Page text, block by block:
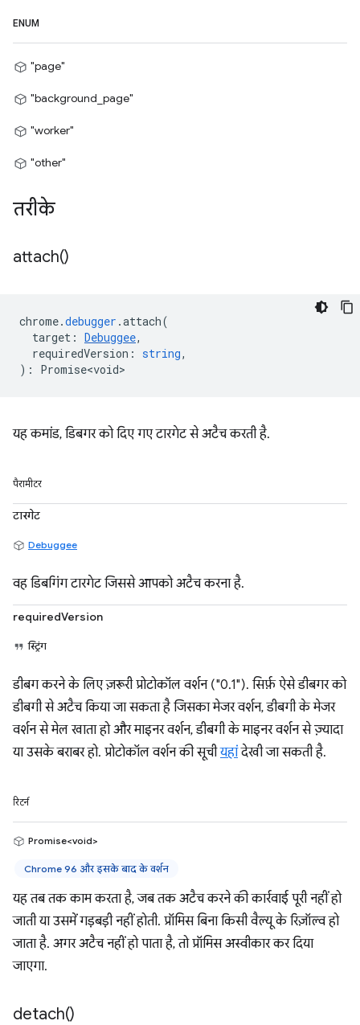
ENUM
"page"
"background_page"
"worker"
"other"
तरीके
attach()
chrome.debugger .attach(
target : Debuggee,
requiredVersion : string,
) : Promise<void>
यह कमांड, डिबगर को दिए गए टारगेट से अटैच करती है.
पैरामीटर
टारगेट
Debuggee
वह डिबगिंग टारगेट जिससे आपको अटैच करना है.
requiredVersion
स्ट्रिंग
डीबग करने के लिए ज़रूरी प्रोटोकॉल वर्शन ("0.1"). सिर्फ़ ऐसे डीबगर को
डीबगी से अटैच किया जा सकता है जिसका मेजर वर्शन, डीबगी के मेजर
वर्शन से मेल खाता हो और माइनर वर्शन, डीबगी के माइनर वर्शन से ज़्यादा
या उसके बराबर हो. प्रोटोकॉल वर्शन की सूचीयहांदेखी जा सकती है.
रिटर्न
Promise<void>
Chrome 96 और इसके बाद के वर्शन
यह तब तक काम करता है, जब तक अटैच करने की कार्रवाई पूरी नहीं हो
जाती या उसमें गड़बड़ी नहीं होती. प्रॉमिस बिना किसी वैल्यू के रिज़ॉल्व हो
जाता है. अगर अटैच नहीं हो पाता है, तो प्रॉमिस अस्वीकार कर दिया
जाएगा.
detach()